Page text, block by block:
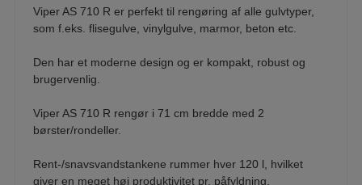
Viper AS 710 R er perfekt til rengøring af alle gulvtyper,
som f.eks. flisegulve, vinylgulve, marmor, beton etc.
Den har et moderne design og er kompakt, robust og
brugervenlig.
Viper AS 710 R rengør i 71 cm bredde med 2
børster/rondeller.
Rent-/snavsvandstankene rummer hver 120 l, hvilket
giver en meget høj produktivitet pr. påfyldning.